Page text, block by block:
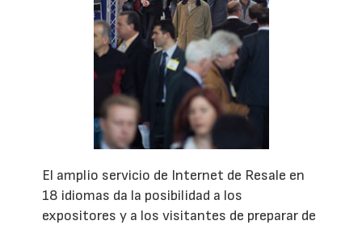
El amplio servicio de Internet de Resale en
18 idiomas da la posibilidad a los
expositores y a los visitantes de preparar de